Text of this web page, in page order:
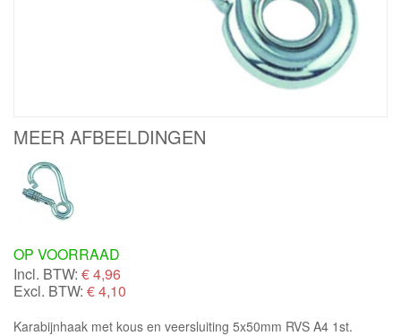
MEER AFBEELDINGEN
OP VOORRAAD
Incl. BTW: €4,96
Excl. BTW: € 4,10
Karabijnhaak met kous en veersluiting 5x50mm RVS A4 1st.